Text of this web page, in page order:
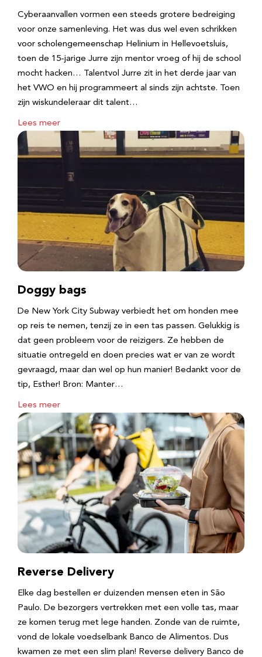
Cyberaanvallen vormen een steeds grotere bedreiging
voor onze samenleving. Het was dus wel even schrikken
voor scholengemeenschap Helinium in Hellevoetsluis,
toen de 15-jarige Jurre zijn mentor vroeg of hij de school
mocht hacken… Talentvol Jurre zit in het derde jaar van
het VWO en hij programmeert al sinds zijn achtste. Toen
zijn wiskundeleraar dit talent…
Lees meer
Doggy bags
De New York City Subway verbiedt het om honden mee
op reis te nemen, tenzij ze in een tas passen. Gelukkig is
dat geen probleem voor de reizigers. Ze hebben de
situatie ontregeld en doen precies wat er van ze wordt
gevraagd, maar dan wel op hun manier! Bedankt voor de
tip, Esther! Bron: Manter…
Lees meer
Reverse Delivery
Elke dag bestellen er duizenden mensen eten in São
Paulo. De bezorgers vertrekken met een volle tas, maar
ze komen terug met lege handen. Zonde van de ruimte,
vond de lokale voedselbank Banco de Alimentos. Dus
kwamen ze met een slim plan! Reverse delivery Banco de